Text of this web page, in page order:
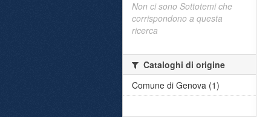
Non ci sono Sottotemi che
corrispondono a questa
ricerca
Cataloghi di origine
Comune di Genova (1)